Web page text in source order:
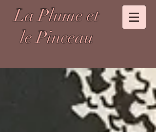
La Plume et
le Pinceau